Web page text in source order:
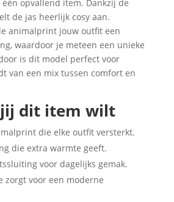
opvallend item. Dankzij de
de jas heerlijk cosy aan.
animalprint jouw outfit een
waardoor je meteen een unieke
is dit model perfect voor
van een mix tussen comfort en
dit item wilt
die elke outfit versterkt.
die extra warmte geeft.
voor dagelijks gemak.
zorgt voor een moderne